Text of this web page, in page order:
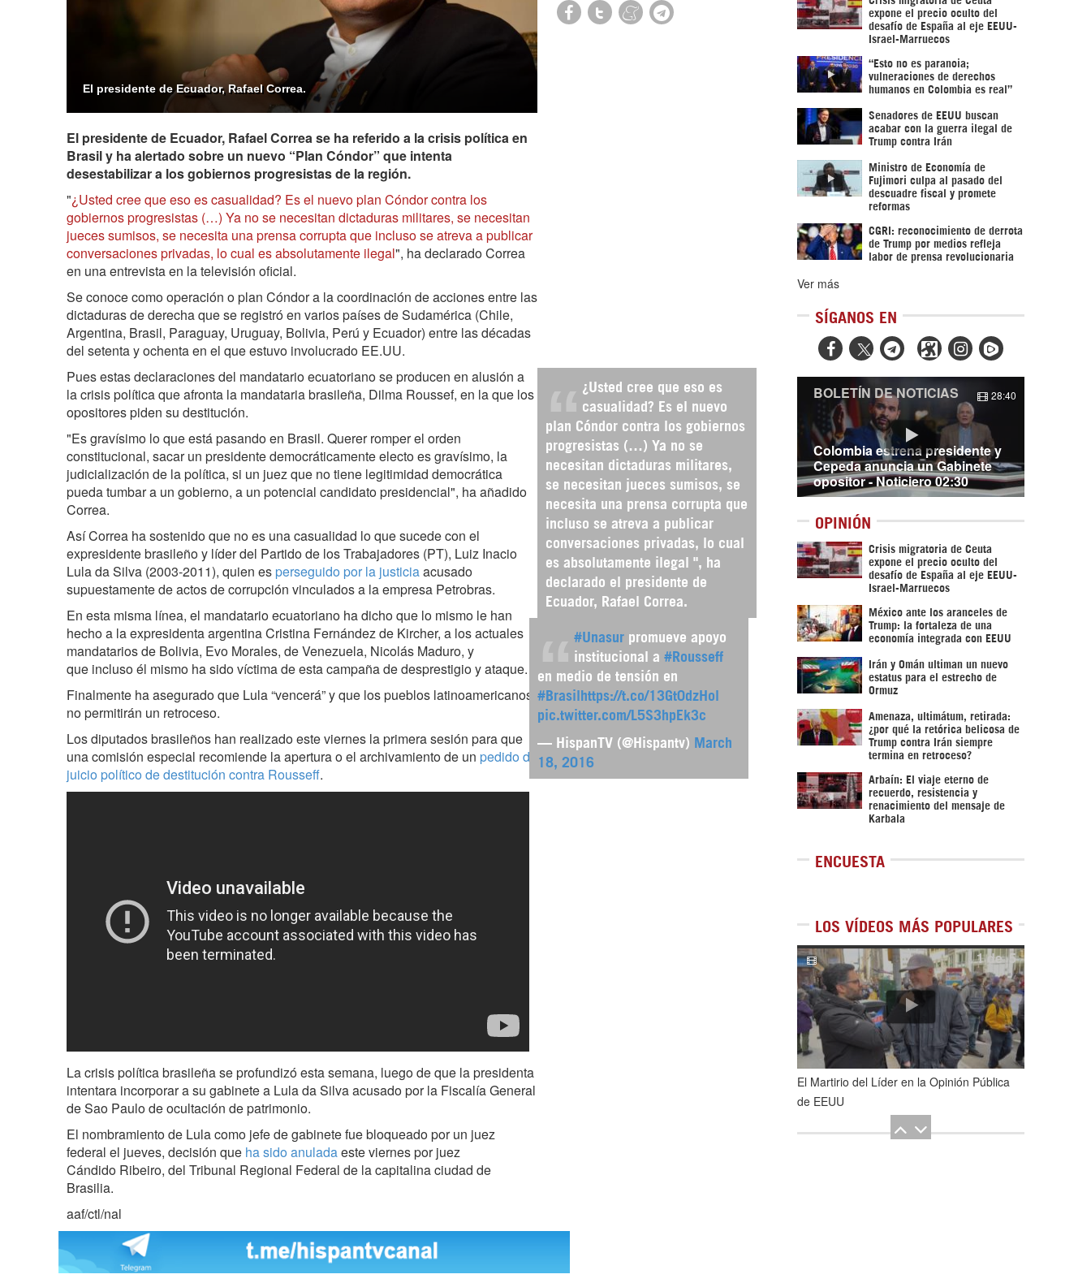
El presidente de Ecuador, Rafael Correa.
El presidente de Ecuador, Rafael Correa se ha referido a la crisis política en
Brasil y ha alertado sobre un nuevo “Plan Cóndor” que intenta
desestabilizar a los gobiernos progresistas de la región.
"¿Usted cree que eso es casualidad? Es el nuevo plan Cóndor contra los
gobiernos progresistas (…) Ya no se necesitan dictaduras militares, se necesitan
jueces sumisos, se necesita una prensa corrupta que incluso se atreva a publicar
conversaciones privadas, lo cual es absolutamente ilegal", ha declarado Correa
en una entrevista en la televisión oficial.
Se conoce como operación o plan Cóndor a la coordinación de acciones entre las
dictaduras de derecha que se registró en varios países de Sudamérica (Chile,
Argentina, Brasil, Paraguay, Uruguay, Bolivia, Perú y Ecuador) entre las décadas
del setenta y ochenta en el que estuvo involucrado EE.UU.
¿Usted cree que eso es
casualidad? Es el nuevo
plan Cóndor contra los gobiernos
progresistas (…) Ya no se
necesitan dictaduras militares,
se necesitan jueces sumisos, se
necesita una prensa corrupta que
incluso se atreva a publicar
conversaciones privadas, lo cual
es absolutamente ilegal ", ha
declarado el presidente de
Ecuador, Rafael Correa.
Pues estas declaraciones del mandatario ecuatoriano se producen en alusión a
la crisis política que afronta la mandataria brasileña, Dilma Roussef, en la que los
opositores piden su destitución.
#Unasur promueve apoyo
institucional a #Rousseff
en medio de tensión en
#Brasil https://t.co/13Gt0dzHol
pic.twitter.com/L5S3hpEk3c
— HispanTV (@Hispantv) March
18, 2016
"Es gravísimo lo que está pasando en Brasil. Querer romper el orden
constitucional, sacar un presidente democráticamente electo es gravísimo, la
judicialización de la política, si un juez que no tiene legitimidad democrática
pueda tumbar a un gobierno, a un potencial candidato presidencial", ha añadido
Correa.
Así Correa ha sostenido que no es una casualidad lo que sucede con el
expresidente brasileño y líder del Partido de los Trabajadores (PT), Luiz Inacio
Lula da Silva (2003-2011), quien es perseguido por la justiciaacusado
supuestamente de actos de corrupción vinculados a la empresa Petrobras.
En esta misma línea, el mandatario ecuatoriano ha dicho que lo mismo le han
hecho a la expresidenta argentina Cristina Fernández de Kircher, a los actuales
mandatarios de Bolivia, Evo Morales, de Venezuela, Nicolás Maduro, y
que incluso él mismo ha sido víctima de esta campaña de desprestigio y ataque.
Finalmente ha asegurado que Lula “vencerá” y que los pueblos latinoamericanos
no permitirán un retroceso.
Los diputados brasileños han realizado este viernes la primera sesión para que
una comisión especial recomiende la apertura o el archivamiento de un pedido de
juicio político de destitución contra Rousseff.
La crisis política brasileña se profundizó esta semana, luego de que la presidenta
intentara incorporar a su gabinete a Lula da Silva acusado por la Fiscalía General
de Sao Paulo de ocultación de patrimonio.
El nombramiento de Lula como jefe de gabinete fue bloqueado por un juez
federal el jueves, decisión que ha sido anuladaeste viernes por juez
Cándido Ribeiro, del Tribunal Regional Federal de la capitalina ciudad de
Brasilia.
aaf/ctl/nal
expone el precio oculto del
desafío de España al eje EEUU-
Israel-Marruecos
“Esto no es paranoia;
vulneraciones de derechos
humanos en Colombia es real”
Senadores de EEUU buscan
acabar con la guerra ilegal de
Trump contra Irán
Ministro de Economía de
Fujimori culpa al pasado del
descuadre fiscal y promete
reformas
CGRI: reconocimiento de derrota
de Trump por medios refleja
labor de prensa revolucionaria
Ver más
SÍGANOS EN
  
Colombia estrena presidente y
Cepeda anuncia un Gabinete
opositor - Noticiero 02:30
BOLETÍN DE NOTICIAS 28:40
OPINIÓN
Crisis migratoria de Ceuta
expone el precio oculto del
desafío de España al eje EEUU-
Israel-Marruecos
México ante los aranceles de
Trump: la fortaleza de una
economía integrada con EEUU
Irán y Omán ultiman un nuevo
estatus para el estrecho de
Ormuz
Amenaza, ultimátum, retirada:
¿por qué la retórica belicosa de
Trump contra Irán siempre
termina en retroceso?
Arbaín: El viaje eterno de
recuerdo, resistencia y
renacimiento del mensaje de
Karbala
ENCUESTA
LOS VÍDEOS MÁS POPULARES
1de5
El Martirio del Líder en la Opinión Pública
de EEUU